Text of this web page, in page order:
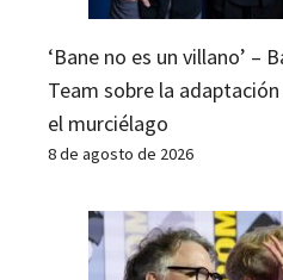
‘Bane no es un villano’ –
Team sobre la
el murciélago
8 de agosto de 2026